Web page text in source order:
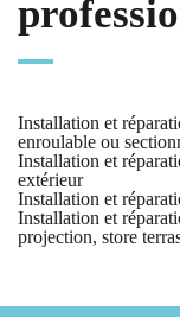
Installation et
enroulable ou
Installation et
extérieur
Installation et
Installation et
projection, store